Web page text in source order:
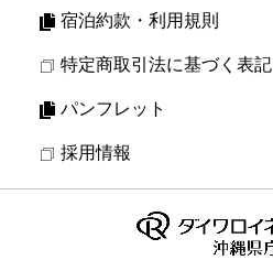
宿泊約款・利用規則
特定商取引法に基づく表記
パンフレット
採用情報